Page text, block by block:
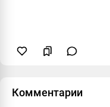
Комментарии